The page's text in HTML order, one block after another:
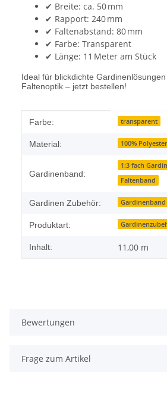
✔ Breite: ca. 50 mm
✔ Rapport: 240 mm
✔ Faltenabstand: 80 mm
✔ Farbe: Transparent
✔ Länge: 11 Meter am Stück
Ideal für blickdichte
Faltenoptik – jetzt bestellen!
Produkteigenschaft
Wert
Farbe: transparent
Material: 100% Polyester
Gardinenband:
1:3 fach
Faltenband
Gardinen Zubehör: Gardinenband
Produktart:
Inhalt: 11,00 m
Bewertungen
Frage zum Artikel